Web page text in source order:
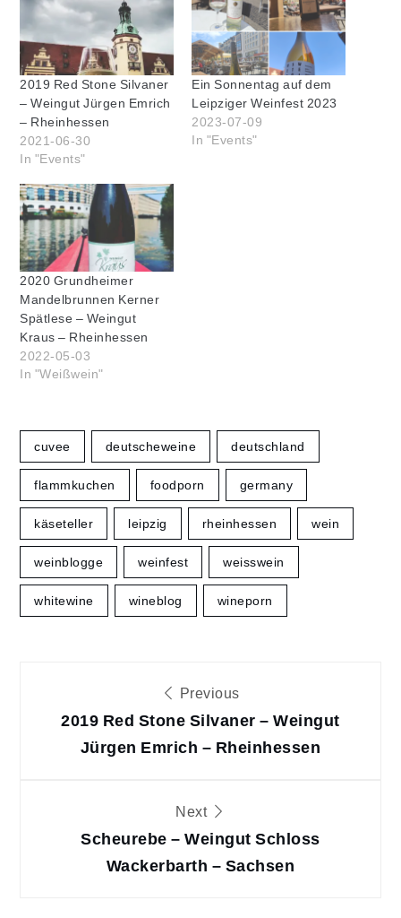
2019 Red Stone Silvaner
– Weingut Jürgen Emrich
– Rheinhessen
2021-06-30
In "Events"
Ein Sonnentag auf dem
Leipziger Weinfest 2023
2023-07-09
In "Events"
2020 Grundheimer
Mandelbrunnen Kerner
Spätlese – Weingut
Kraus – Rheinhessen
2022-05-03
In "Weißwein"
cuvee deutscheweine deutschland
flammkuchen foodporn germany
käseteller leipzig rheinhessen wein
weinblogge weinfest weisswein
whitewine wineblog wineporn
Beitragsnavigation
Previous
2019 Red Stone Silvaner – Weingut
Jürgen Emrich – Rheinhessen
Next
Scheurebe – Weingut Schloss
Wackerbarth – Sachsen